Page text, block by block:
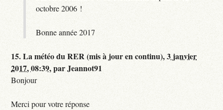
octobre 2006 !
Bonne année 2017
15.La météo du RER (mis à jour en continu),3 janvier
2017, 08:39,parJeannot91
Bonjour
Merci pour votre réponse